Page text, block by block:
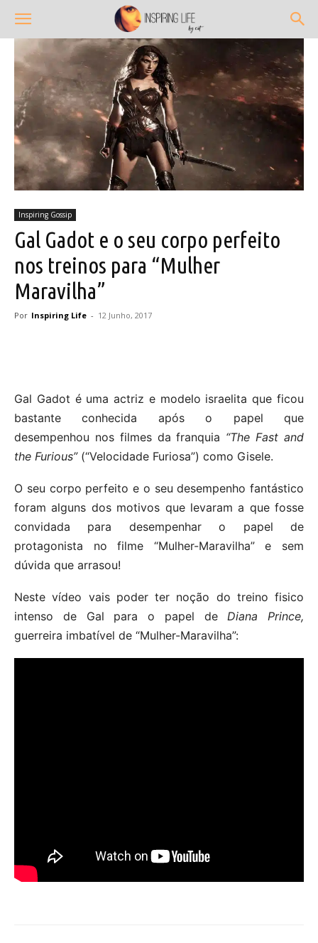
Inspiring Gossip
Gal Gadot e o seu corpo perfeito
nos treinos para “Mulher
Maravilha”
Por Inspiring Life - 12 Junho, 2017
Gal Gadot é uma actriz e modelo israelita que ficou
bastante conhecida após o papel que
desempenhou nos filmes da franquia “The Fast and
the Furious”(“Velocidade Furiosa”) como Gisele.
O seu corpo perfeito e o seu desempenho fantástico
foram alguns dos motivos que levaram a que fosse
convidada para desempenhar o papel de
protagonista no filme “Mulher-Maravilha” e sem
dúvida que arrasou!
Neste vídeo vais poder ter noção do treino fisico
intenso de Gal para o papel de Diana Prince,
guerreira imbatível de “Mulher-Maravilha”: